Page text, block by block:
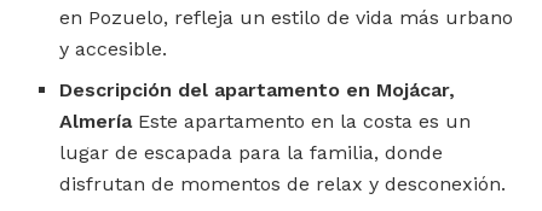
en Pozuelo, refleja un estilo de vida más urbano
y accesible.
Descripción del apartamento en Mojácar,
AlmeríaEste apartamento en la costa es un
lugar de escapada para la familia, donde
disfrutan de momentos de relax y desconexión.